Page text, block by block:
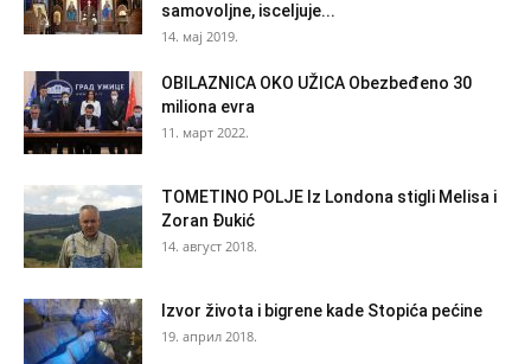
samovoljne, isceljuje...
14. мај 2019.
OBILAZNICA OKO UŽICA Obezbeđeno 30
miliona evra
11. март 2022.
TOMETINO POLJE Iz Londona stigli Melisa i
Zoran Đukić
14. август 2018.
Izvor života i bigrene kade Stopića pećine
19. април 2018.